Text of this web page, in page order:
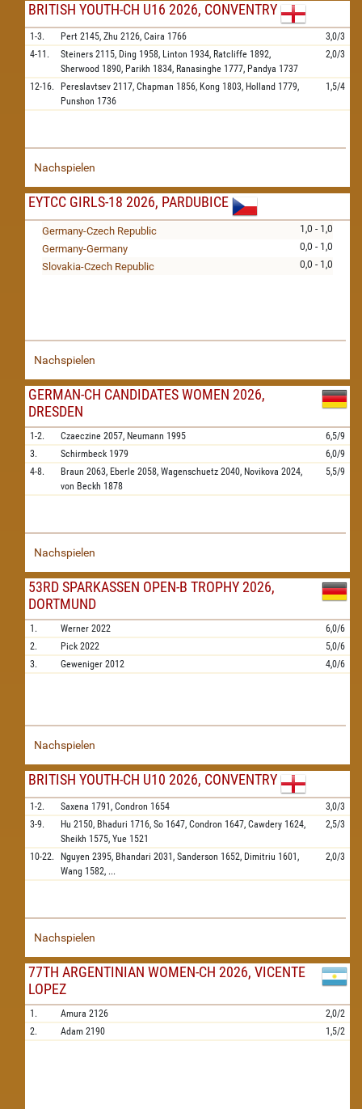
BRITISH YOUTH-CH U16 2026, CONVENTRY
1-3. Pert 2145, Zhu 2126, Caira 1766
3,0/3
4-11.
Steiners 2115, Ding 1958, Linton 1934, Ratcliffe 1892,
Sherwood 1890, Parikh 1834, Ranasinghe 1777, Pandya 1737
2,0/3
12-16. Pereslavtsev 2117, Chapman 1856, Kong 1803, Holland 1779,
Punshon 1736
1,5/4
Nachspielen
EYTCC GIRLS-18 2026, PARDUBICE
1,0 - 1,0
Germany-Czech Republic
0,0 - 1,0
Germany-Germany
0,0 - 1,0
Slovakia-Czech Republic
Nachspielen
GERMAN-CH CANDIDATES WOMEN 2026,
DRESDEN
1-2. Czaeczine 2057, Neumann 1995
6,5/9
3.
Schirmbeck 1979
6,0/9
4-8.
Braun 2063, Eberle 2058, Wagenschuetz 2040, Novikova 2024,
von Beckh 1878
5,5/9
Nachspielen
53RD SPARKASSEN OPEN-B TROPHY 2026,
DORTMUND
1. Werner 2022
6,0/6
2.
Pick 2022
5,0/6
3.
Geweniger 2012 4,0/6
Nachspielen
BRITISH YOUTH-CH U10 2026, CONVENTRY
1-2. Saxena 1791, Condron 1654
3,0/3
3-9.
Hu 2150, Bhaduri 1716, So 1647, Condron 1647, Cawdery 1624,
Sheikh 1575, Yue 1521
2,5/3
10-22. Nguyen 2395, Bhandari 2031, Sanderson 1652, Dimitriu 1601,
Wang 1582, ...
2,0/3
Nachspielen
77TH ARGENTINIAN WOMEN-CH 2026, VICENTE
LOPEZ
1. Amura 2126
2,0/2
2.
Adam 2190 1,5/2